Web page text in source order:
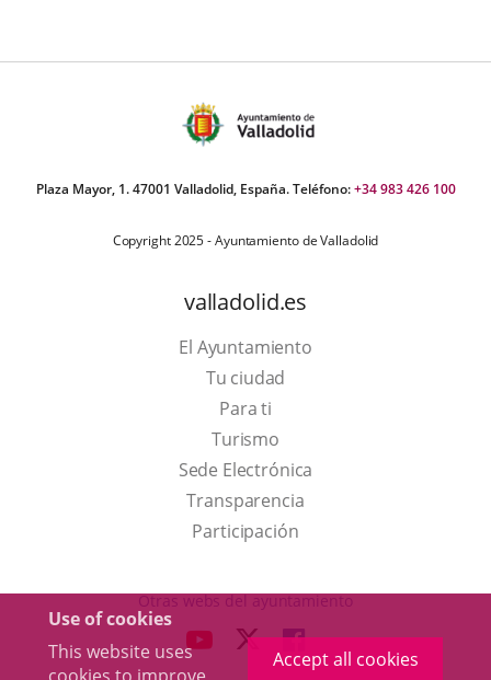
Use of cookies
This website uses
Accept all cookies
Plaza Mayor, 1. 47001 Valladolid, España. Teléfono:+34 983 426 100
Copyright 2025 - Ayuntamiento de Valladolid
valladolid.es
El Ayuntamiento
Tu ciudad
Para ti
TurismoThis
link
will
open
a
up
Sede Electrónica
Transparencia
Participación
Otras webs del ayuntamiento
LINK LINK
TO
LINK
TO